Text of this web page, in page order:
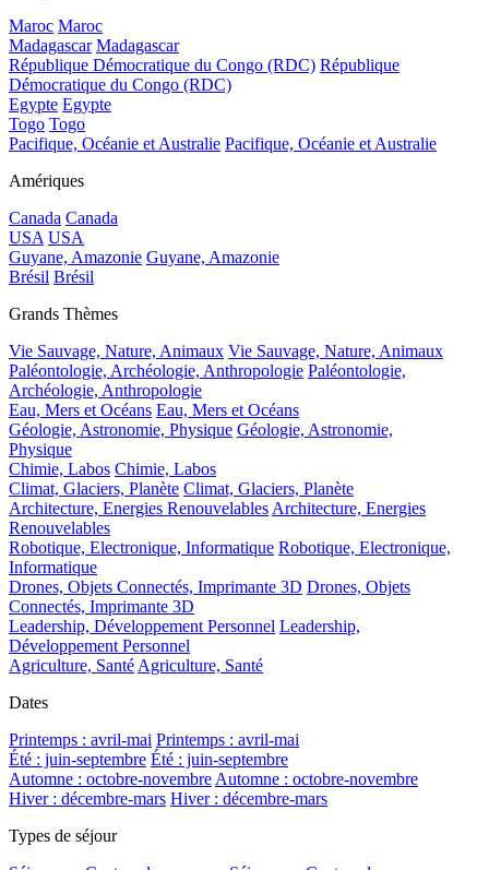
Maroc Maroc
Madagascar Madagascar
République Démocratique du Congo (RDC) République
Démocratique du Congo (RDC)
Egypte Egypte
Togo Togo
Pacifique, Océanie et Australie Pacifique, Océanie et Australie
Amériques
Canada Canada
USA USA
Guyane, Amazonie Guyane, Amazonie
Brésil Brésil
Grands Thèmes
Vie Sauvage, Nature, Animaux Vie Sauvage, Nature, Animaux
Paléontologie, Archéologie, Anthropologie Paléontologie,
Archéologie, Anthropologie
Eau, Mers et Océans Eau, Mers et Océans
Géologie, Astronomie, Physique Géologie, Astronomie,
Physique
Chimie, Labos Chimie, Labos
Climat, Glaciers, Planète Climat, Glaciers, Planète
Architecture, Energies Renouvelables Architecture, Energies
Renouvelables
Robotique, Electronique, Informatique Robotique, Electronique,
Informatique
Drones, Objets Connectés, Imprimante 3D Drones, Objets
Connectés, Imprimante 3D
Leadership, Développement Personnel Leadership,
Développement Personnel
Agriculture, Santé Agriculture, Santé
Dates
Printemps : avril-mai Printemps : avril-mai
Été : juin-septembre Été : juin-septembre
Automne : octobre-novembre Automne : octobre-novembre
Hiver : décembre-mars Hiver : décembre-mars
Types de séjour